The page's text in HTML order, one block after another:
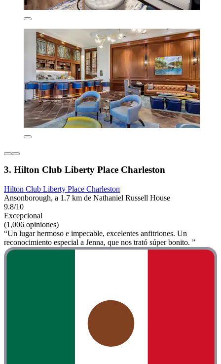
3. Hilton Club Liberty Place Charleston
Hilton Club Liberty Place Charleston
Ansonborough, a 1.7 km de Nathaniel Russell House
9.8/10
Excepcional
(1,006 opiniones)
“Un lugar hermoso e impecable, excelentes anfitriones. Un
reconocimiento especial a Jenna, que nos trató súper bonito. ”